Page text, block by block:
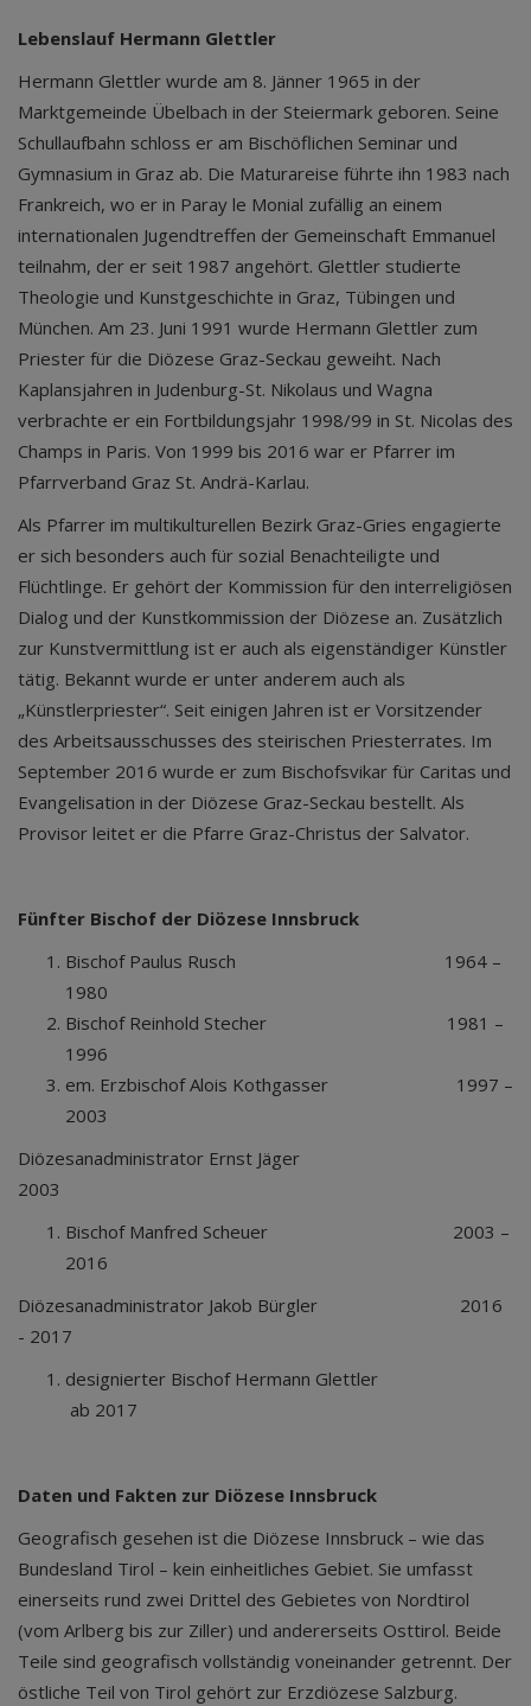
Lebenslauf Hermann Glettler
Hermann Glettler wurde am 8. Jänner 1965 in der
Marktgemeinde Übelbach in der Steiermark geboren. Seine
Schullaufbahn schloss er am Bischöflichen Seminar und
Gymnasium in Graz ab. Die Maturareise führte ihn 1983 nach
Frankreich, wo er in Paray le Monial zufällig an einem
internationalen Jugendtreffen der Gemeinschaft Emmanuel
teilnahm, der er seit 1987 angehört. Glettler studierte
Theologie und Kunstgeschichte in Graz, Tübingen und
München. Am 23. Juni 1991 wurde Hermann Glettler zum
Priester für die Diözese Graz-Seckau geweiht. Nach
Kaplansjahren in Judenburg-St. Nikolaus und Wagna
verbrachte er ein Fortbildungsjahr 1998/99 in St. Nicolas des
Champs in Paris. Von 1999 bis 2016 war er Pfarrer im
Pfarrverband Graz St. Andrä-Karlau.
Als Pfarrer im multikulturellen Bezirk Graz-Gries engagierte
er sich besonders auch für sozial Benachteiligte und
Flüchtlinge. Er gehört der Kommission für den interreligiösen
Dialog und der Kunstkommission der Diözese an. Zusätzlich
zur Kunstvermittlung ist er auch als eigenständiger Künstler
tätig. Bekannt wurde er unter anderem auch als
„Künstlerpriester“. Seit einigen Jahren ist er Vorsitzender
des Arbeitsausschusses des steirischen Priesterrates. Im
September 2016 wurde er zum Bischofsvikar für Caritas und
Evangelisation in der Diözese Graz-Seckau bestellt. Als
Provisor leitet er die Pfarre Graz-Christus der Salvator.
Fünfter Bischof der Diözese Innsbruck
Bischof Paulus Rusch 1964 –
1980
Bischof Reinhold Stecher 1981 –
1996
em. Erzbischof Alois Kothgasser 1997 –
2003
Diözesanadministrator Ernst Jäger
2003
Bischof Manfred Scheuer 2003 –
2016
Diözesanadministrator Jakob Bürgler 2016
- 2017
designierter Bischof Hermann Glettler
ab 2017
Daten und Fakten zur Diözese Innsbruck
Geografisch gesehen ist die Diözese Innsbruck – wie das
Bundesland Tirol – kein einheitliches Gebiet. Sie umfasst
einerseits rund zwei Drittel des Gebietes von Nordtirol
(vom Arlberg bis zur Ziller) und andererseits Osttirol. Beide
Teile sind geografisch vollständig voneinander getrennt. Der
östliche Teil von Tirol gehört zur Erzdiözese Salzburg.